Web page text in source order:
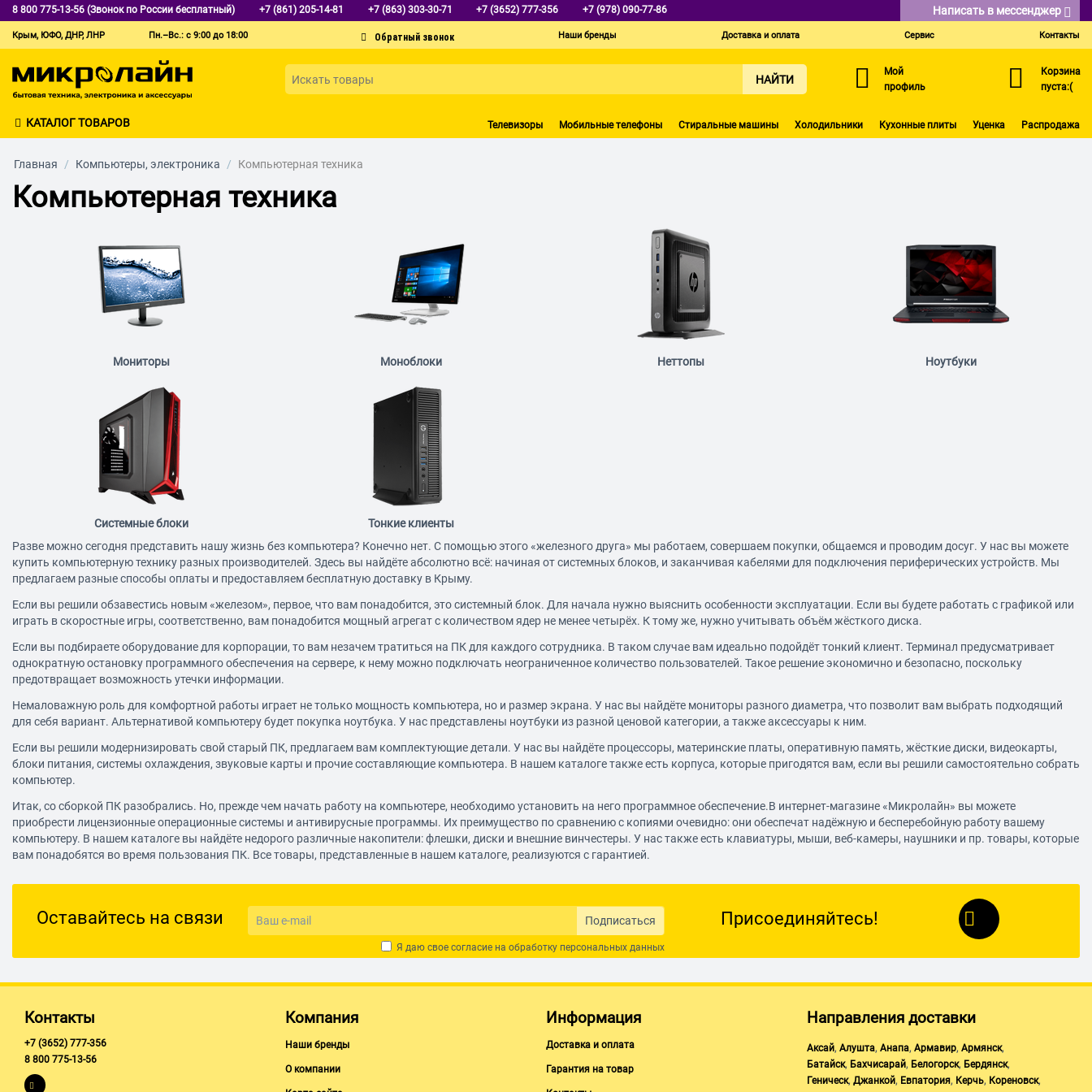
8 800 775-13-56 (Звонок по России бесплатный) +7 (861) 205-14-81 +7 (863) 303-30-71 +7 (3652) 777-356 +7 (978) 090-77-86 Написать в мессенджер
Крым, ЮФО, ДНР, ЛНР Пн.–Вс.: с 9:00 до 18:00 Наши бренды Доставка и оплата Сервис Контакты
НАЙТИ
Мой
профиль
Корзина
пуста:(
КАТАЛОГ ТОВАРОВ Телевизоры Мобильные телефоны Стиральные машины Холодильники Кухонные плиты Уценка Распродажа
Главная / Компьютеры, электроника / Компьютерная техника
Компьютерная техника
Мониторы Моноблоки Неттопы Ноутбуки
Системные блоки
Тонкие клиенты
Разве можно сегодня представить нашу жизнь без компьютера? Конечно нет. С помощью этого «железного друга» мы работаем, совершаем покупки, общаемся и проводим досуг. У нас вы можете
купить компьютерную технику разных производителей. Здесь вы найдёте абсолютно всё: начиная от системных блоков, и заканчивая кабелями для подключения периферических устройств. Мы
предлагаем разные способы оплаты и предоставляем бесплатную доставку в Крыму.
Если вы решили обзавестись новым «железом», первое, что вам понадобится, этосистемный блок. Для начала нужно выяснить особенности эксплуатации. Если вы будете работать с графикой или
играть в скоростные игры, соответственно, вам понадобится мощный агрегат с количеством ядер не менее четырёх. К тому же, нужно учитывать объём жёсткого диска.
Если вы подбираете оборудование для корпорации, то вам незачем тратиться на ПК для каждого сотрудника. В таком случае вам идеально подойдёттонкий клиент. Терминал предусматривает
однократную остановку программного обеспечения на сервере, к нему можно подключать неограниченное количество пользователей. Такое решение экономично и безопасно, поскольку
предотвращает возможность утечки информации.
Немаловажную роль для комфортной работы играет не только мощность компьютера, но и размер экрана. У нас вы найдёте мониторы разного диаметра, что позволит вам выбрать подходящий
для себя вариант. Альтернативой компьютеру будет покупка ноутбука. У нас представлены ноутбуки из разной ценовой категории, а также аксессуары к ним.
Если вы решили модернизировать свой старый ПК, предлагаем вам комплектующие детали. У нас вы найдёте процессоры, материнские платы, оперативную память, жёсткие диски, видеокарты,
блоки питания, системы охлаждения, звуковые карты и прочие составляющие компьютера. В нашем каталоге также есть корпуса, которые пригодятся вам, если вы решили самостоятельно собрать
компьютер.
Итак, со сборкой ПК разобрались. Но, прежде чем начать работу на компьютере, необходимо установить на него программное обеспечение.В интернет-магазине «Микролайн» вы можете
приобрести лицензионные операционные системы и антивирусные программы. Их преимущество по сравнению с копиями очевидно: они обеспечат надёжную и бесперебойную работу вашему
компьютеру. В нашем каталоге вы найдёте недорого различные накопители: флешки, диски и внешние винчестеры. У нас также есть клавиатуры, мыши, веб-камеры, наушники и пр. товары, которые
вам понадобятся во время пользования ПК. Все товары, представленные в нашем каталоге, реализуются с гарантией.
Оставайтесь на связи Подписаться
Я даю свое согласие на обработку персональных данных
Присоединяйтесь!
Контакты
+7 (3652) 777-356
8 800 775-13-56
Компания
Наши бренды
О компании
Информация
Доставка и оплата
Гарантия на товар
Направления доставки
Аксай, Алушта, Анапа, Армавир, Армянск,
Батайск, Бахчисарай, Белогорск, Бердянск,
Геническ, Джанкой, Евпатория, Керчь, Кореновск,